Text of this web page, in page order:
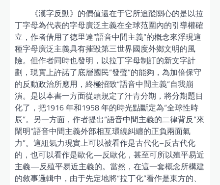
《漢字反動》的價值還在于它所追蹤關心的是以拉
丁字母為代表的字母廣泛主義在全球范圍內的引導權確
立，作者借用了德里達“語音中間主義”的概念來浮現這
種字母廣泛主義具有摧毀第三世界國度外鄉文明的風
險。但作者同時也發明，以拉丁字母制訂的新文字計
劃，現實上許諾了底層國民“發聲”的能夠，為加倍保守
的反動政治所應用，終極招致“語音中間主義”自我崩
潰。是以本書一方面從頭規定了汗青分期，將分期題目
化了，把1916 年和1958 年的時光點斷定為“全球性時
辰”。另一方面，作者提出“語音中間主義的二律背反”來
闡明“語音中間主義外部相互環繞糾纏的正負兩面氣
力”。這組氣力現實上可以被看作是古代化–反古代化
的，也可以看作是歐化—反歐化，甚至可所以殖平易近
主義—反殖平易近主義的。當然，在這一套概念所構建
的敘事邏輯中，由于先定地將“拉丁化”看作是東方的、